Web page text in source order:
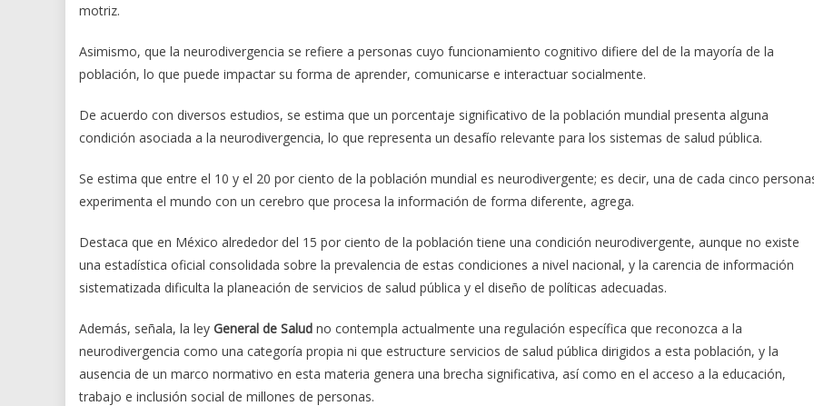
motriz.
Asimismo, que la neurodivergencia se refiere a personas cuyo funcionamiento cognitivo difiere del de la mayoría de la
población, lo que puede impactar su forma de aprender, comunicarse e interactuar socialmente.
De acuerdo con diversos estudios, se estima que un porcentaje significativo de la población mundial presenta alguna
condición asociada a la neurodivergencia, lo que representa un desafío relevante para los sistemas de salud pública.
Se estima que entre el 10 y el 20 por ciento de la población mundial es neurodivergente; es decir, una de cada cinco
experimenta el mundo con un cerebro que procesa la información de forma diferente, agrega.
Destaca que en México alrededor del 15 por ciento de la población tiene una condición neurodivergente, aunque no existe
una estadística oficial consolidada sobre la prevalencia de estas condiciones a nivel nacional, y la carencia de información
sistematizada dificulta la planeación de servicios de salud pública y el diseño de políticas adecuadas.
Además, señala, la ley General de Salud no contempla actualmente una regulación específica que reconozca a la
neurodivergencia como una categoría propia ni que estructure servicios de salud pública dirigidos a esta población, y la
ausencia de un marco normativo en esta materia genera una brecha significativa, así como en el acceso a la educación,
trabajo e inclusión social de millones de personas.